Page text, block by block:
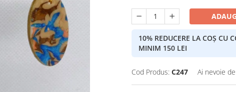
10% REDUCERE LA COȘ CU
MINIM 150 LEI
Cod Produs: C247 Ai nevoie